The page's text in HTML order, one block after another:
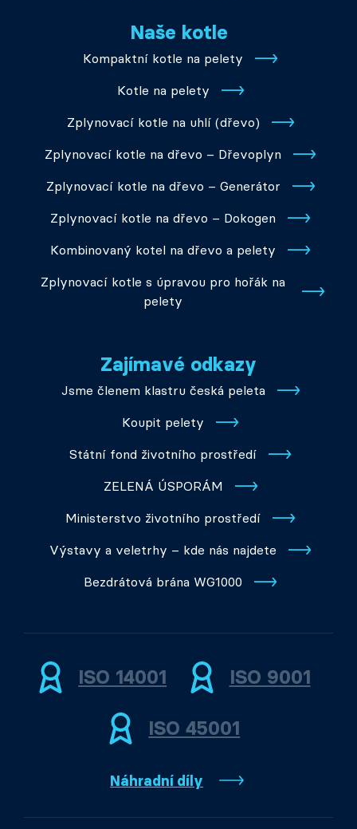
Naše kotle
Kompaktní kotle na pelety
Kotle na pelety
Zplynovací kotle na uhlí (dřevo)
Zplynovací kotle na dřevo – Dřevoplyn
Zplynovací kotle na dřevo – Generátor
Zplynovací kotle na dřevo – Dokogen
Kombinovaný kotel na dřevo a pelety
Zplynovací kotle s úpravou pro hořák na
pelety
Zajímavé odkazy
Jsme členem klastru česká peleta
Koupit pelety
Státní fond životního prostředí
ZELENÁ ÚSPORÁM
Ministerstvo životního prostředí
Výstavy a veletrhy – kde nás najdete
Bezdrátová brána WG1000
ISO 14001 ISO 9001
ISO 45001
Náhradní díly